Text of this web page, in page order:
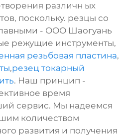
различн ых
поскольку. резцы со
- ООО Шаогуань
режущие инструменты,
резьбовая пластина,
,резец токарный
. Наш принцип -
время
сервис. Мы надеемся
количеством
развития и получения